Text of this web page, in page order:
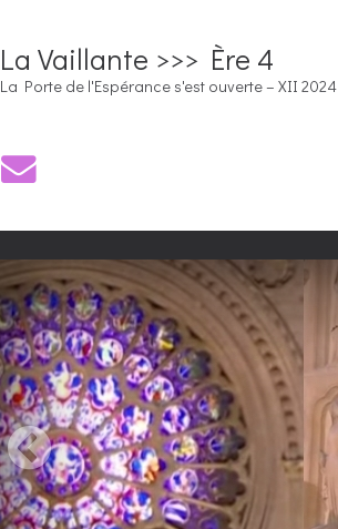
La Vaillante >>> Ère 4
La Porte de l'Espérance s'est ouverte – XII 2024